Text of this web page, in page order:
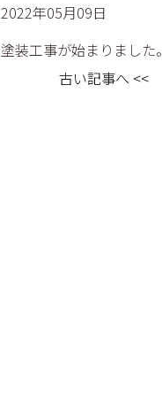
2022年05月09日
塗装工事が始まりました。
古い記事へ <<